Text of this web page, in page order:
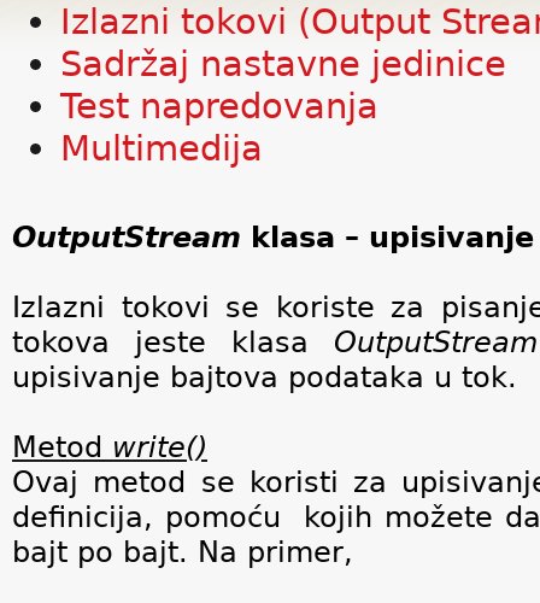
Izlazni tokovi (Output
Sadržaj nastavne jedinice
Test napredovanja
Multimedija
OutputStream klasa –
Izlazni tokovi se koriste za
tokova jeste klasa OutputStream
upisivanje bajtova podataka u tok.
Metod write()
Ovaj metod se koristi za
definicija, pomoću kojih možete
bajt po bajt. Na primer,